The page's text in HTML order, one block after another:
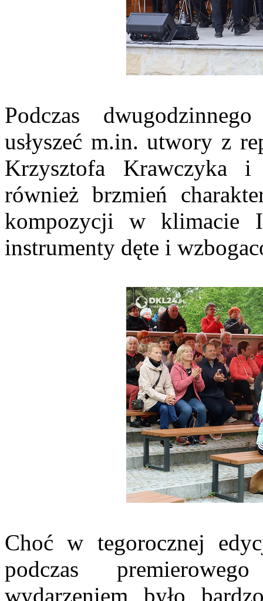
Podczas
usłyszeć m.in. utwory z
Krzysztofa Krawczyka
również brzmień
kompozycji w klimacie
instrumenty dęte i
Choć w tegorocznej
podczas
wydarzeniem było